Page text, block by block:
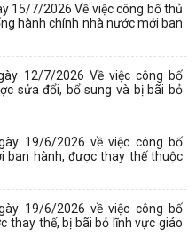
15/7/2026 Về việc công bố thủ
hành chính nhà nước mới ban
12/7/2026 Về việc công bố
sửa đổi, bổ sung và bị bãi bỏ
19/6/2026 về việc công bố
ban hành, được thay thế thuộc
19/6/2026 về việc công bố
thay thế, bị bãi bỏ lĩnh vực giáo